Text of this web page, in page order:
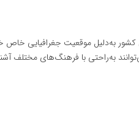
به‌دلیل موقعیت جغرافیایی خاص
به‌راحتی با فرهنگ‌های مختلف